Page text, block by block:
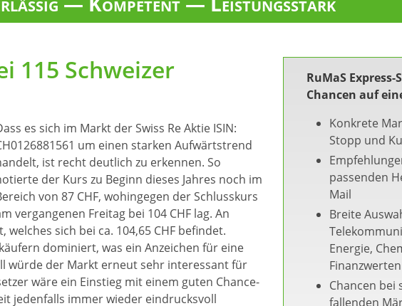
115 Schweizer
es sich im Markt der Swiss Re Aktie ISIN:
um einen starken Aufwärtstrend
ist recht deutlich zu erkennen. So
der Kurs zu Beginn dieses Jahres noch im
von 87 CHF, wohingegen der Schlusskurs
vergangenen Freitag bei 104 CHF lag. An
sich bei ca. 104,65 CHF befindet.
dominiert, was ein Anzeichen für eine
würde der Markt erneut sehr interessant für
wäre ein Einstieg mit einem guten Chance-
jedenfalls immer wieder eindrucksvoll
RuMaS
Chancen auf
Konkrete
Stopp und
passenden
Mail
Breite
Energie,
Finanzwerten
Chancen bei
fallenden